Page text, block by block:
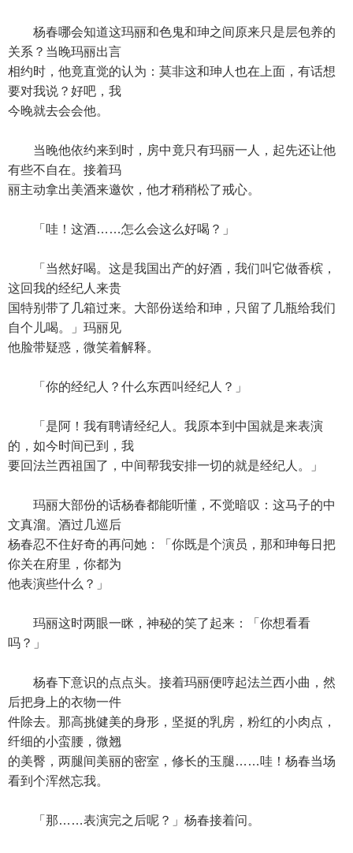
杨春哪会知道这玛丽和色鬼和珅之间原来只是层包养的
关系？当晚玛丽出言
相约时，他竟直觉的认为：莫非这和珅人也在上面，有话想
要对我说？好吧，我
今晚就去会会他。
当晚他依约来到时，房中竟只有玛丽一人，起先还让他
有些不自在。接着玛
丽主动拿出美酒来邀饮，他才稍稍松了戒心。
「哇！这酒……怎么会这么好喝？」
「当然好喝。这是我国出产的好酒，我们叫它做香槟，
这回我的经纪人来贵
国特别带了几箱过来。大部份送给和珅，只留了几瓶给我们
自个儿喝。」玛丽见
他脸带疑惑，微笑着解释。
「你的经纪人？什么东西叫经纪人？」
「是阿！我有聘请经纪人。我原本到中国就是来表演
的，如今时间已到，我
要回法兰西祖国了，中间帮我安排一切的就是经纪人。」
玛丽大部份的话杨春都能听懂，不觉暗叹：这马子的中
文真溜。酒过几巡后
杨春忍不住好奇的再问她：「你既是个演员，那和珅每日把
你关在府里，你都为
他表演些什么？」
玛丽这时两眼一眯，神秘的笑了起来：「你想看看
吗？」
杨春下意识的点点头。接着玛丽便哼起法兰西小曲，然
后把身上的衣物一件
件除去。那高挑健美的身形，坚挺的乳房，粉红的小肉点，
纤细的小蛮腰，微翘
的美臀，两腿间美丽的密室，修长的玉腿……哇！杨春当场
看到个浑然忘我。
「那……表演完之后呢？」杨春接着问。